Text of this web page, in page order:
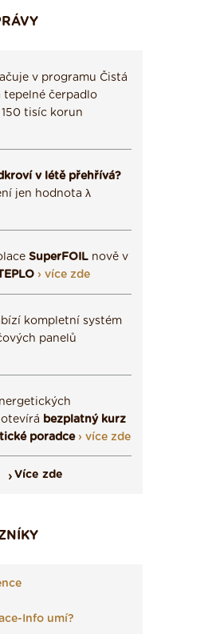
si izolaci a pak
klidně poptejte ›
Vytvořte si
v programu Čistá
tepelné čerpadlo
tisíc korun
v létě přehřívá?
jen hodnota λ
SuperFOIL nově v
› více zde
kompletní systém
panelů
bezplatný kurz
poradce › více zde
Více zde
Info umí?